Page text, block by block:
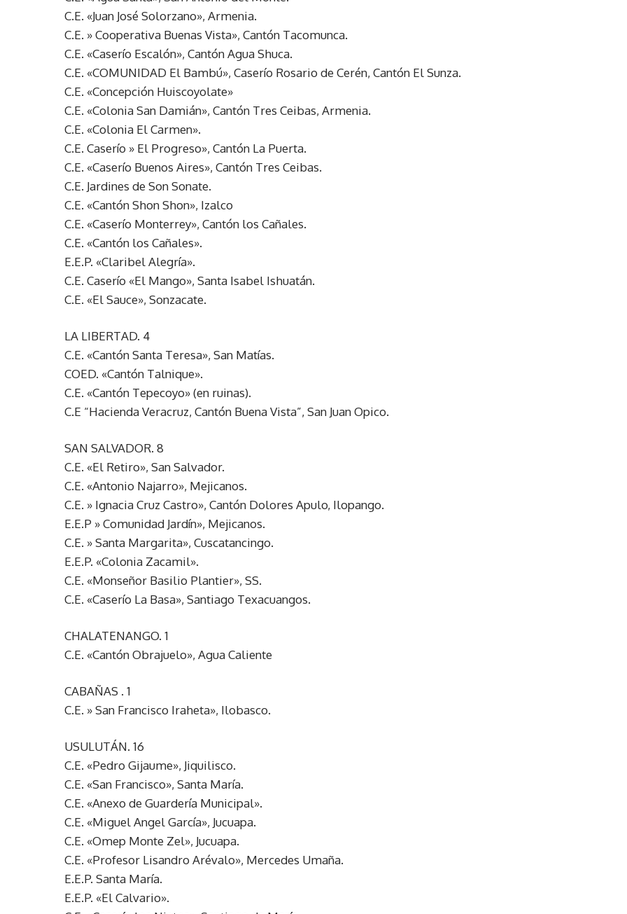
C.E. «Juan José Solorzano», Armenia.
C.E. » Cooperativa Buenas Vista», Cantón Tacomunca.
C.E. «Caserío Escalón», Cantón Agua Shuca.
C.E. «COMUNIDAD El Bambú», Caserío Rosario de Cerén, Cantón El Sunza.
C.E. «Concepción Huiscoyolate»
C.E. «Colonia San Damián», Cantón Tres Ceibas, Armenia.
C.E. «Colonia El Carmen».
C.E. Caserío » El Progreso», Cantón La Puerta.
C.E. «Caserío Buenos Aires», Cantón Tres Ceibas.
C.E. Jardines de Son Sonate.
C.E. «Cantón Shon Shon», Izalco
C.E. «Caserío Monterrey», Cantón los Cañales.
C.E. «Cantón los Cañales».
E.E.P. «Claribel Alegría».
C.E. Caserío «El Mango», Santa Isabel Ishuatán.
C.E. «El Sauce», Sonzacate.
LA LIBERTAD. 4
C.E. «Cantón Santa Teresa», San Matías.
COED. «Cantón Talnique».
C.E. «Cantón Tepecoyo» (en ruinas).
C.E “Hacienda Veracruz, Cantón Buena Vista”, San Juan Opico.
SAN SALVADOR. 8
C.E. «El Retiro», San Salvador.
C.E. «Antonio Najarro», Mejicanos.
C.E. » Ignacia Cruz Castro», Cantón Dolores Apulo, Ilopango.
E.E.P » Comunidad Jardín», Mejicanos.
C.E. » Santa Margarita», Cuscatancingo.
E.E.P. «Colonia Zacamil».
C.E. «Monseñor Basilio Plantier», SS.
C.E. «Caserío La Basa», Santiago Texacuangos.
CHALATENANGO. 1
C.E. «Cantón Obrajuelo», Agua Caliente
CABAÑAS . 1
C.E. » San Francisco Iraheta», Ilobasco.
USULUTÁN. 16
C.E. «Pedro Gijaume», Jiquilisco.
C.E. «San Francisco», Santa María.
C.E. «Anexo de Guardería Municipal».
C.E. «Miguel Angel García», Jucuapa.
C.E. «Omep Monte Zel», Jucuapa.
C.E. «Profesor Lisandro Arévalo», Mercedes Umaña.
E.E.P. Santa María.
E.E.P. «El Calvario».